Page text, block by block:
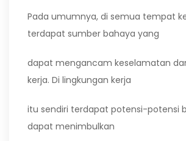
Pada umumnya, di semua tempat
terdapat sumber bahaya yang
dapat mengancam keselamatan
kerja. Di lingkungan kerja
itu sendiri terdapat potensi-potensi
dapat menimbulkan